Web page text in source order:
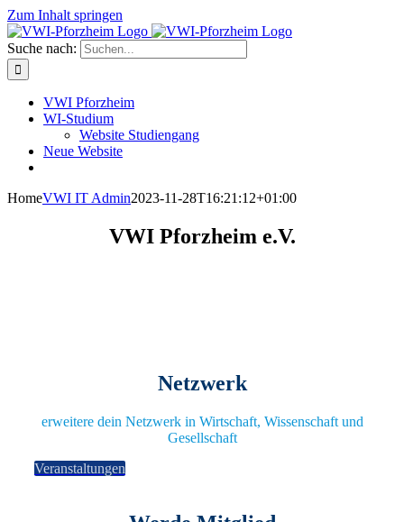
Zum Inhalt springen
Suche nach:
VWI Pforzheim
WI-Studium
Website Studiengang
Neue Website
HomeVWI IT Admin2023-11-28T16:21:12+01:00
VWI Pforzheim e.V.
Netzwerk
erweitere dein Netzwerk in Wirtschaft, Wissenschaft und
Gesellschaft
Veranstaltungen